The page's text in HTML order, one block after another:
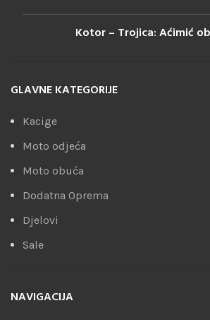
Kotor – Trojica: Aćimić
GLAVNE KATEGORIJE
Kacige
Moto odjeća
Moto obuća
Dodatna Oprema
Djelovi
Sale
NAVIGACIJA